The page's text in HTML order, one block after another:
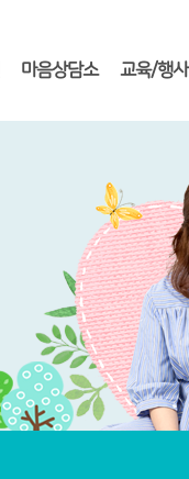
마음상담소 교육/행사